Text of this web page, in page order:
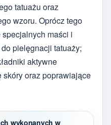
tatuażu oraz
wzoru. Oprócz tego
maści i
pielęgnacji tatuaży;
aktywne
oraz poprawiające
wykonanych w